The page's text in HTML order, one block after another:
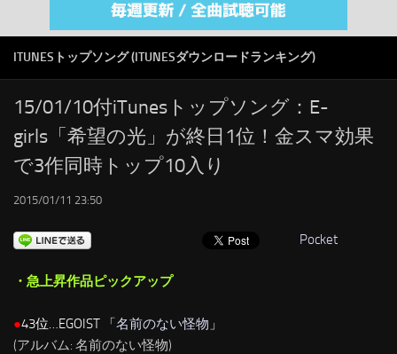
RSS
LINKS
ITUNESトップソング (ITUNESダウンロードランキング)
15/01/10付iTunesトップソング：E-
girls「希望の光」が終日1位！金スマ効果
で3作同時トップ10入り
2015/01/11 23:50
Pocket
・急上昇作品ピックアップ
●43位…EGOIST 「名前のない怪物 」
(アルバム: 名前のない怪物)